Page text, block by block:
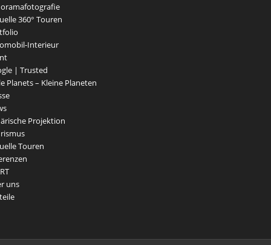
360° Touren
Interieur
| Trusted
Planets – Kleine Planeten
Projektion
Touren
uns